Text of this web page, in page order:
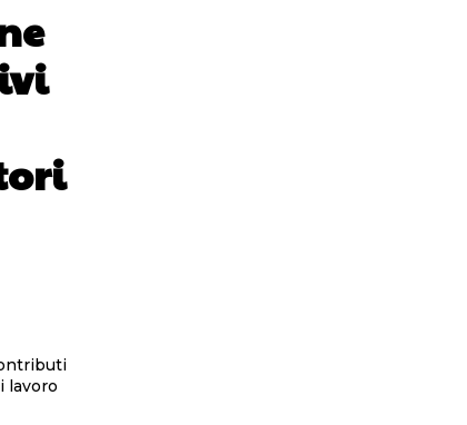
lavoro